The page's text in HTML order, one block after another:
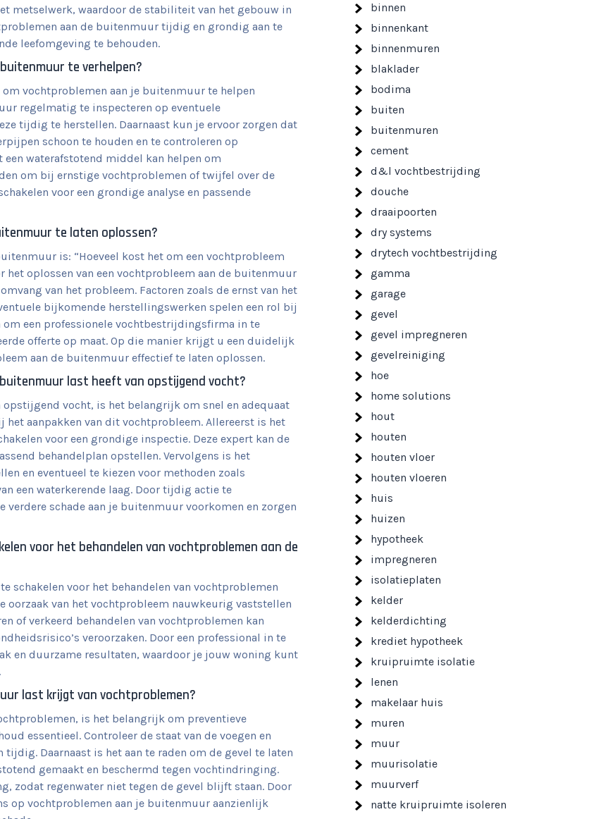
metselwerk, waardoor de stabiliteit van het gebouw in
aan de buitenmuur tijdig en grondig aan te
leefomgeving te behouden.
te verhelpen?
vochtproblemen aan je buitenmuur te helpen
regelmatig te inspecteren op eventuele
tijdig te herstellen. Daarnaast kun je ervoor zorgen dat
schoon te houden en te controleren op
waterafstotend middel kan helpen om
om bij ernstige vochtproblemen of twijfel over de
voor een grondige analyse en passende
te laten oplossen?
is: “Hoeveel kost het om een vochtprobleem
oplossen van een vochtprobleem aan de buitenmuur
van het probleem. Factoren zoals de ernst van het
bijkomende herstellingswerken spelen een rol bij
om een professionele vochtbestrijdingsfirma in te
offerte op maat. Op die manier krijgt u een duidelijk
aan de buitenmuur effectief te laten oplossen.
last heeft van opstijgend vocht?
vocht, is het belangrijk om snel en adequaat
het aanpakken van dit vochtprobleem. Allereerst is het
voor een grondige inspectie. Deze expert kan de
behandelplan opstellen. Vervolgens is het
en eventueel te kiezen voor methoden zoals
een waterkerende laag. Door tijdig actie te
schade aan je buitenmuur voorkomen en zorgen
voor het behandelen van vochtproblemen aan de
schakelen voor het behandelen van vochtproblemen
oorzaak van het vochtprobleem nauwkeurig vaststellen
of verkeerd behandelen van vochtproblemen kan
veroorzaken. Door een professional in te
en duurzame resultaten, waardoor je jouw woning kunt
last krijgt van vochtproblemen?
is het belangrijk om preventieve
essentieel. Controleer de staat van de voegen en
Daarnaast is het aan te raden om de gevel te laten
gemaakt en beschermd tegen vochtindringing.
zodat regenwater niet tegen de gevel blijft staan. Door
op vochtproblemen aan je buitenmuur aanzienlijk
binnen
binnenkant
binnenmuren
blaklader
bodima
buiten
buitenmuren
cement
d&l vochtbestrijding
douche
draaipoorten
dry systems
drytech vochtbestrijding
gamma
garage
gevel
gevel impregneren
gevelreiniging
hoe
home solutions
hout
houten
houten vloer
houten vloeren
huis
huizen
hypotheek
impregneren
isolatieplaten
kelder
kelderdichting
krediet hypotheek
kruipruimte isolatie
lenen
makelaar huis
muren
muur
muurisolatie
muurverf
natte kruipruimte isoleren